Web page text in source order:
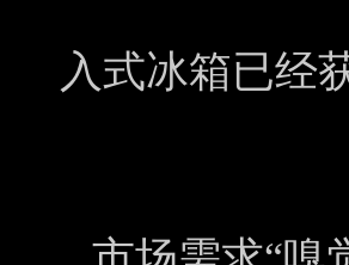
入式冰箱已经